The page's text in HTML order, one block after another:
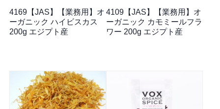
4169【JAS】【業務用】オ
ーガニック ハイビスカス
200g エジプト産
4109【JAS】【業務用】オ
ーガニック カモミールフラ
ワー 200g エジプト産